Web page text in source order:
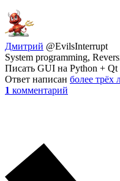
Дмитрий @EvilsInterrupt
System programming,
Писать GUI на Python +
Ответ написан более трёх
1 комментарий